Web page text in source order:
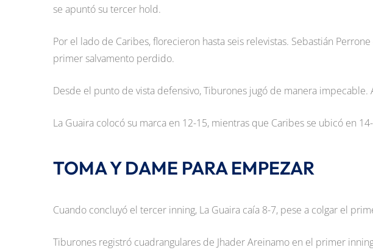
se apuntó su tercer hold.
Por el lado de Caribes, florecieron hasta seis relevistas. Sebastián
primer salvamento perdido.
Desde el punto de vista defensivo, Tiburones jugó de manera
La Guaira colocó su marca en 12-15, mientras que Caribes se ubicó en
TOMA Y DAME PARA EMPEZAR
Cuando concluyó el tercer inning, La Guaira caía 8-7, pese a colgar el
Tiburones registró cuadrangulares de Jhader Areinamo en el primer